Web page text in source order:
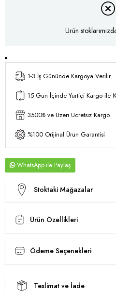
Ürün
1-3 İş Gününde Kargoya Verilir
15 Gün İçinde Yurtiçi Kargo ile
3500₺ ve Üzeri Ücretsiz Kargo
%100 Orijinal Ürün Garantisi
WhatsApp
Stoktaki Mağazalar
Ürün Özellikleri
Ödeme Seçenekleri
Teslimat ve İade